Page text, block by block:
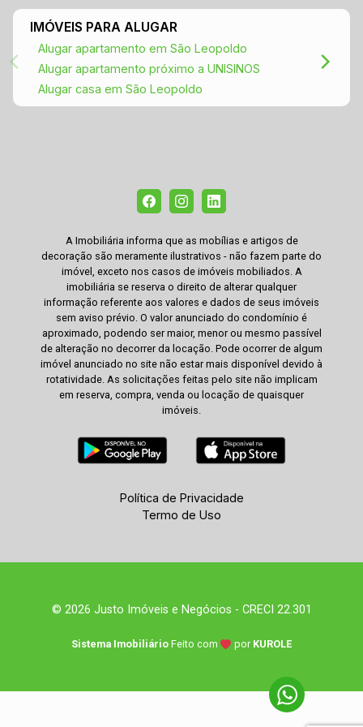
IMÓVEIS PARA ALUGAR
Alugar apartamento em São Leopoldo
Alugar apartamento próximo a UNISINOS
Alugar casa em São Leopoldo
A Imobiliária informa que as mobílias e artigos de
decoração são meramente ilustrativos - não fazem parte do
imóvel, exceto nos casos de imóveis mobiliados. A
imobiliária se reserva o direito de alterar qualquer
informação referente aos valores e dados de seus imóveis
sem aviso prévio. O valor anunciado do condomínio é
aproximado, podendo ser maior, menor ou mesmo passível
de alteração no decorrer da locação. Pode ocorrer de algum
imóvel anunciado no site não estar mais disponível devido à
rotatividade. As solicitações feitas pelo site não implicam
em reserva, compra, venda ou locação de quaisquer
imóveis.
Política de Privacidade
Termo de Uso
© 2026 Justo Imóveis e Negócios - CRECI 22.301
Sistema Imobiliário Feito com por KUROLE